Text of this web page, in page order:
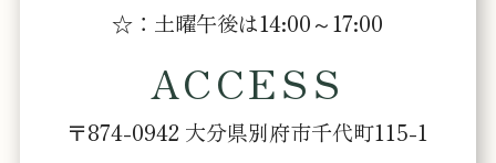
☆：土曜午後は14:00～17:00
ACCESS
〒874-0942 大分県別府市千代町115-1